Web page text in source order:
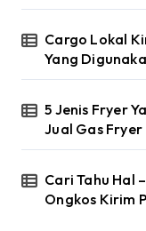
Cargo Lokal
Yang
5 Jenis Fryer
Jual Gas Fryer
Cari Tahu Hal
Ongkos Kirim